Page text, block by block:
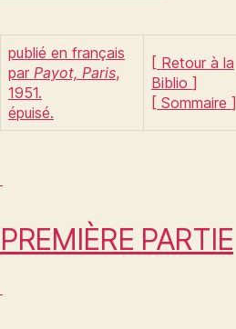
publié en français
par Payot, Paris,
1951.
épuisé.
[ Retour à la
Biblio ]
[ Sommaire ]
PREMIÈRE PARTIE